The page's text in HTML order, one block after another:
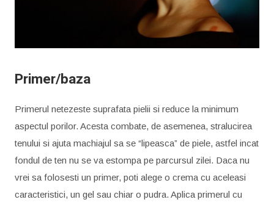
Primer/baza
Primerul netezeste suprafata pielii si reduce la minimum
aspectul porilor. Acesta combate, de asemenea, stralucirea
tenului si ajuta machiajul sa se “lipeasca” de piele, astfel incat
fondul de ten nu se va estompa pe parcursul zilei. Daca nu
vrei sa folosesti un primer, poti alege o crema cu aceleasi
caracteristici, un gel sau chiar o pudra. Aplica primerul cu